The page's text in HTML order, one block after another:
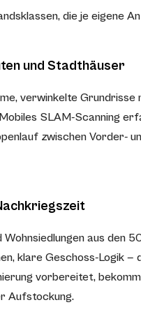
die je eigene
und Stadthäuser
verwinkelte
SLAM-Scanning
zwischen Vorder-
Wohnsiedlungen aus den
klare Geschoss-Logik
vorbereitet,
Aufstockung.